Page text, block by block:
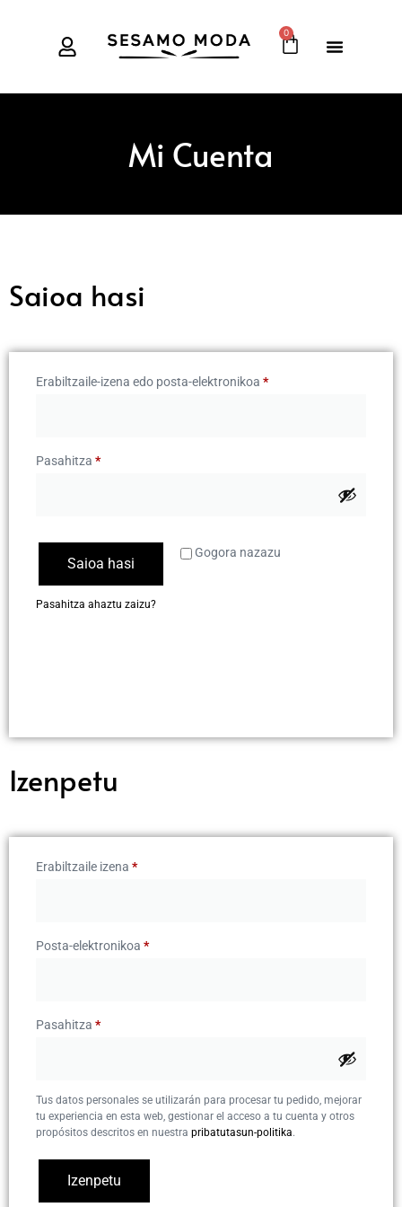
0
Mi Cuenta
Saioa hasi
Erabiltzaile-izena edo posta-elektronikoa *
Pasahitza *
Gogora nazazu
Saioa hasi
Pasahitza ahaztu zaizu?
Izenpetu
Erabiltzaile izena *
Posta-elektronikoa *
Pasahitza *
Tus datos personales se utilizarán para procesar tu pedido, mejorar
tu experiencia en esta web, gestionar el acceso a tu cuenta y otros
propósitos descritos en nuestra pribatutasun-politika.
Izenpetu